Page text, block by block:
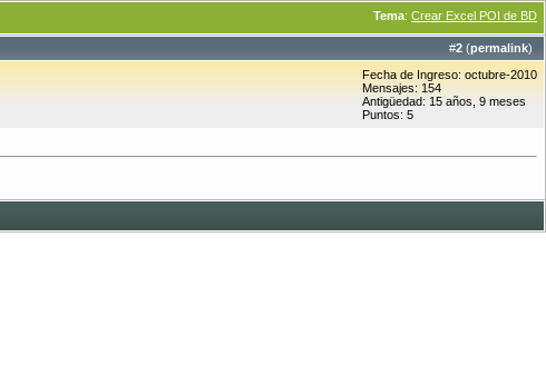
Tema: Crear Excel POI de BD
#2 (permalink)
Fecha de Ingreso: octubre-2010
Mensajes: 154
Antigüedad: 15 años, 9 meses
Puntos: 5